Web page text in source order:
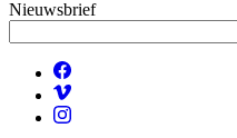
Nieuwsbrief